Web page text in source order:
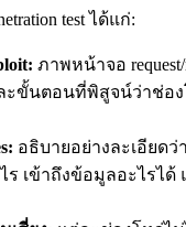
test ได้แก่:
ภาพหน้าจอ request/
ขั้นตอนที่พิสูจน์ว่าช่อง
อธิบายอย่างละเอียด
ร เข้าถึงข้อมูลอะไรได้